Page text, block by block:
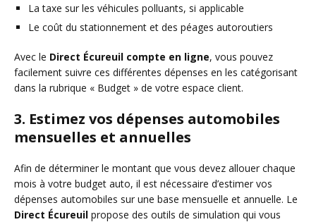
La taxe sur les véhicules polluants, si applicable
Le coût du stationnement et des péages autoroutiers
Avec le Direct Écureuil compte en ligne, vous pouvez
facilement suivre ces différentes dépenses en les catégorisant
dans la rubrique « Budget » de votre espace client.
3. Estimez vos dépenses automobiles
mensuelles et annuelles
Afin de déterminer le montant que vous devez allouer chaque
mois à votre budget auto, il est nécessaire d’estimer vos
dépenses automobiles sur une base mensuelle et annuelle. Le
Direct Écureuil propose des outils de simulation qui vous